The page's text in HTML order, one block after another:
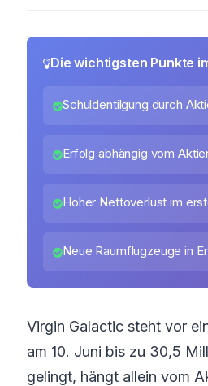
Die wichtigsten Punkte
Schuldentilgung durch
Erfolg abhängig vom
Hoher Nettoverlust im
Neue Raumflugzeuge in
Virgin Galactic steht vor
am 10. Juni bis zu 30,5
gelingt, hängt allein vom